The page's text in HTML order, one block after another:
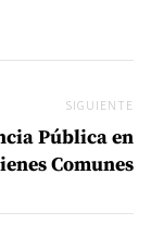
SIGUIENTE
Pública en
Comunes